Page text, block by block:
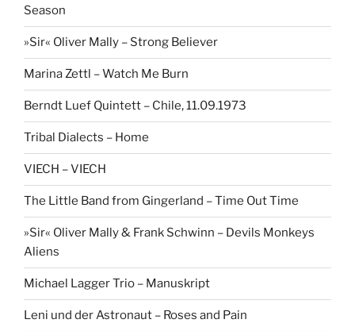
Season
»Sir« Oliver Mally – Strong Believer
Marina Zettl – Watch Me Burn
Berndt Luef Quintett – Chile, 11.09.1973
Tribal Dialects – Home
VIECH – VIECH
The Little Band from Gingerland – Time Out Time
»Sir« Oliver Mally & Frank Schwinn – Devils Monkeys
Aliens
Michael Lagger Trio – Manuskript
Leni und der Astronaut – Roses and Pain